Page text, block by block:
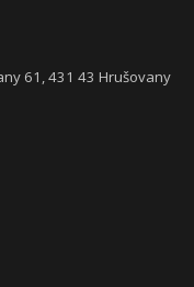
61, 431 43 Hrušovany